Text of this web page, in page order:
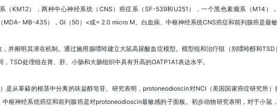
（KM12），两种中心神经系统（CNS）癌症系（SF-539和U251），一个黑色素瘤系（M14）
MB-435），GI（50）<或= 2.0 micro M。白血病、中枢神经系统CNS癌症和前列腺癌是最敏
并阐明其潜在机制。通过施用腺嘌呤建立大鼠高尿酸血症模型。模型组和治疗组（别嘌呤醇和
TSD处理组在胃、肝、小肠和大肠组织中具有升高的OATP1A1表达水平。
从萆薢的根茎中分离的呋甾醇皂苷。研究表明，protoneodioscin对NCI（美国国家癌症研究所）
枢神经系统癌症和前列腺癌是对protoneodioscin最敏感的子面板。初步动物研究表明，对于小鼠